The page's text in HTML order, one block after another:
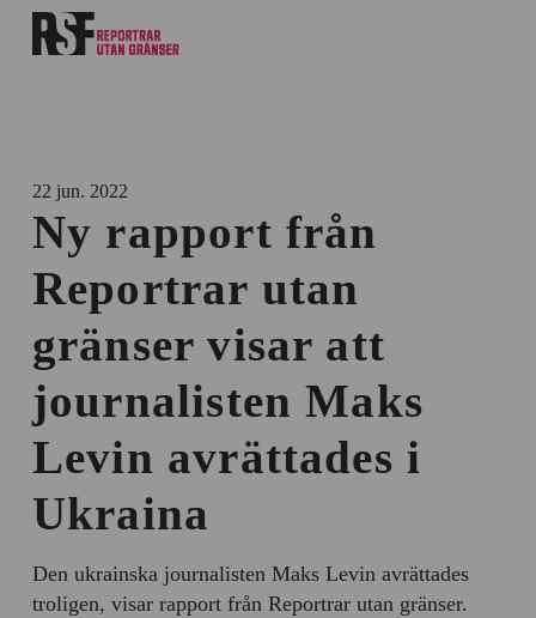
22 jun. 2022
Ny rapport från
Reportrar utan
gränser visar att
journalisten Maks
Levin avrättades i
Ukraina
Den ukrainska journalisten Maks Levin avrättades
troligen, visar rapport från Reportrar utan gränser.